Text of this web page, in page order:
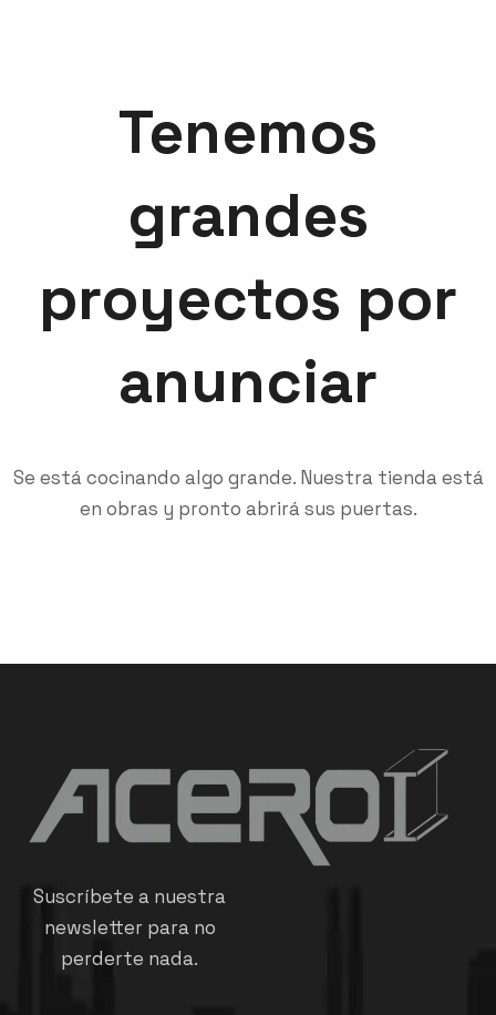
Tenemos
grandes
proyectos por
anunciar
Se está cocinando algo grande. Nuestra tienda está
en obras y pronto abrirá sus puertas.
Suscríbete a nuestra
newsletter para no
perderte nada.